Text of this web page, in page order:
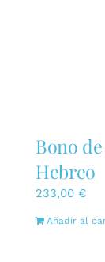
Bono
Hebreo
233,00 €
Añadir al